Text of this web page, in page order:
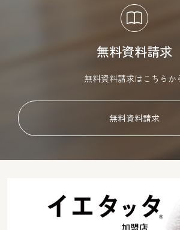
無料資料請求
無料資料請求はこちらか
無料資料請求